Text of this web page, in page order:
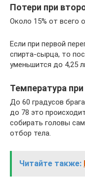
Потери при
Около 15% от всего
Если при первой
спирта-сырца, то
уменьшится до 4,25
Температура
До 60 градусов
до 78 это
собирать головы
отбор тела.
Читайте также: